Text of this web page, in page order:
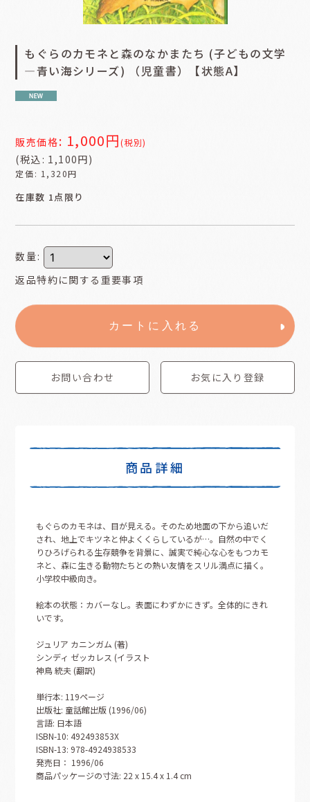
もぐらのカモネと森のなかまたち (子どもの文学
―青い海シリーズ) （児童書）【状態A】
販売価格: 1,000円(税別)
(税込 : 1,100円)
定価: 1,320円
在庫数 1点限り
数量:
返品特約に関する重要事項
カートに入れる
お問い合わせ お気に入り登録
商品詳細
もぐらのカモネは、目が見える。そのため地面の下から追いだ
され、地上でキツネと仲よくくらしているが…。自然の中でく
りひろげられる生存競争を背景に、誠実で純心な心をもつカモ
ネと、森に生きる動物たちとの熱い友情をスリル満点に描く。
小学校中級向き。
絵本の状態：カバーなし。表面にわずかにきず。全体的にきれ
いです。
ジュリア カニンガム (著)
シンディ ゼッカレス (イラスト
神鳥 統夫 (翻訳)
単行本: 119ページ
出版社: 童話館出版 (1996/06)
言語: 日本語
ISBN-10: 492493853X
ISBN-13: 978-4924938533
発売日： 1996/06
商品パッケージの寸法: 22 x 15.4 x 1.4 cm